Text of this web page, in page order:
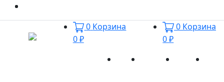
0 Корзина
0 ₽
0 Корзина
0 ₽
Акции Новинки